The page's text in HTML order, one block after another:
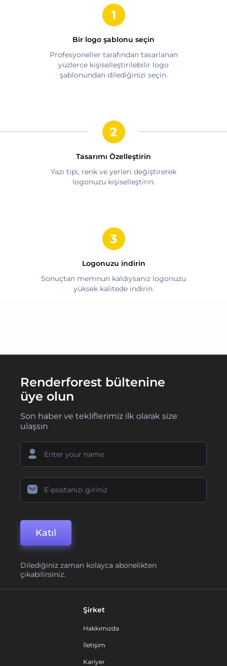
Bir logo şablonu seçin
Profesyoneller tarafından tasarlanan
yüzlerce kişiselleştirilebilir logo
şablonundan dilediğinizi seçin.
Tasarımı Özelleştirin
Yazı tipi, renk ve yerleri değiştirerek
logonuzu kişiselleştirin.
Logonuzu indirin
Sonuçtan memnun kaldıysanız logonuzu
yüksek kalitede indirin.
Renderforest bültenine
üye olun
Son haber ve tekliflerimiz ilk olarak size
ulaşsın
Katıl
Dilediğiniz zaman kolayca abonelikten
çıkabilirsiniz.
Şirket
Hakkımızda
İletişim
Kariyer